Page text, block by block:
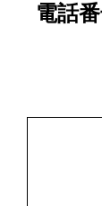
電話